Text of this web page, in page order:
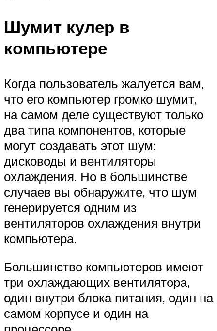
Шумит кулер в
компьютере
Когда пользователь жалуется вам,
что его компьютер громко шумит,
на самом деле существуют только
два типа компонентов, которые
могут создавать этот шум:
дисководы и вентиляторы
охлаждения. Но в большинстве
случаев вы обнаружите, что шум
генерируется одним из
вентиляторов охлаждения внутри
компьютера.
Большинство компьютеров имеют
три охлаждающих вентилятора,
один внутри блока питания, один на
самом корпусе и один на